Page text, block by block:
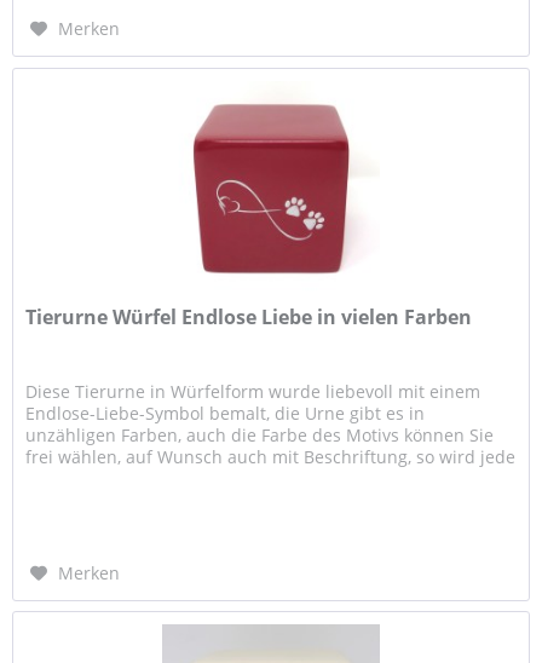
Merken
Tierurne Würfel Endlose Liebe in vielen Farben
Diese Tierurne in Würfelform wurde liebevoll mit einem
Endlose-Liebe-Symbol bemalt, die Urne gibt es in
unzähligen Farben, auch die Farbe des Motivs können Sie
frei wählen, auf Wunsch auch mit Beschriftung, so wird jede
Merken